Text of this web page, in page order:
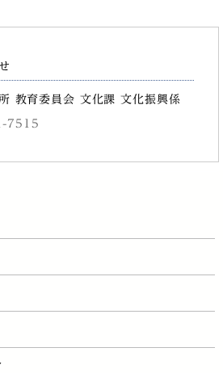
教育委員会 文化課 文化振興係
7515